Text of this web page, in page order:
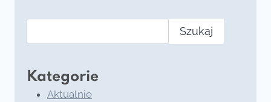
Szukaj
Kategorie
Aktualnie